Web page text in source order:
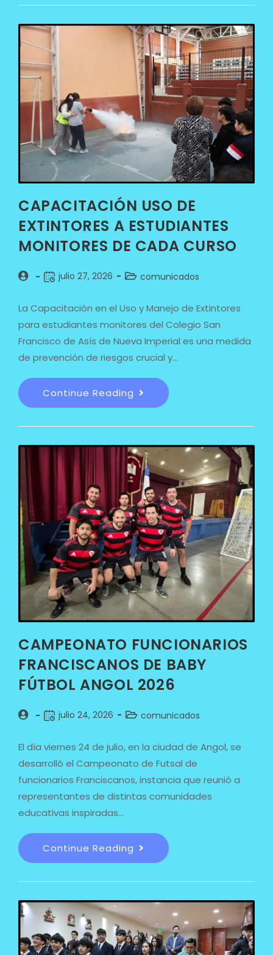
CAPACITACIÓN USO DE
EXTINTORES A ESTUDIANTES
MONITORES DE CADA CURSO
julio 27, 2026 comunicados
La Capacitación en el Uso y Manejo de Extintores
para estudiantes monitores del Colegio San
Francisco de Asís de Nueva Imperial es una medida
de prevención de riesgos crucial y…
Continue Reading
CAMPEONATO FUNCIONARIOS
FRANCISCANOS DE BABY
FÚTBOL ANGOL 2026
julio 24, 2026 comunicados
El día viernes 24 de julio, en la ciudad de Angol, se
desarrolló el Campeonato de Futsal de
funcionarios Franciscanos, instancia que reunió a
representantes de distintas comunidades
educativas inspiradas…
Continue Reading